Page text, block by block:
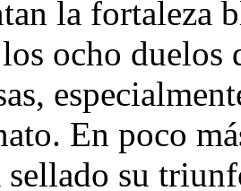
la fortaleza
ocho duelos
En poco
sellado su